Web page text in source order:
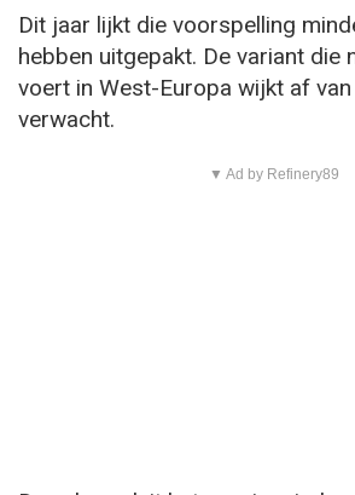
Dit jaar lijkt die voorspelling
hebben uitgepakt. De variant die
voert in West-Europa wijkt af
verwacht.
▼ Ad by Refinery89